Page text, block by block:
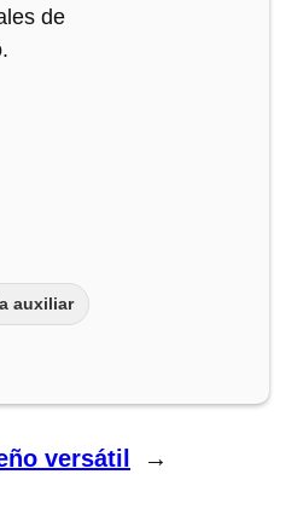
de
auxiliar
versátil →